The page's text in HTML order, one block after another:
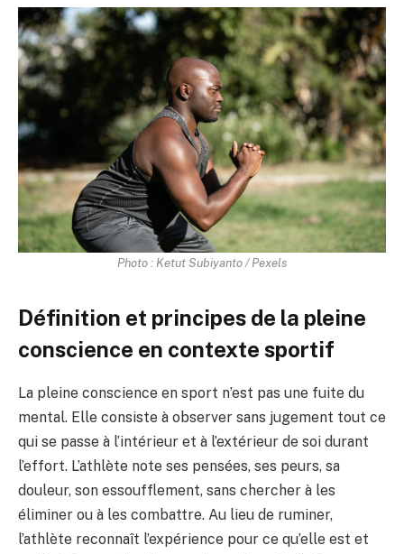
Photo : Ketut Subiyanto / Pexels
Définition et principes de la pleine
conscience en contexte sportif
La pleine conscience en sport n’est pas une fuite du
mental. Elle consiste à observer sans jugement tout ce
qui se passe à l’intérieur et à l’extérieur de soi durant
l’effort. L’athlète note ses pensées, ses peurs, sa
douleur, son essoufflement, sans chercher à les
éliminer ou à les combattre. Au lieu de ruminer,
l’athlète reconnaît l’expérience pour ce qu’elle est et